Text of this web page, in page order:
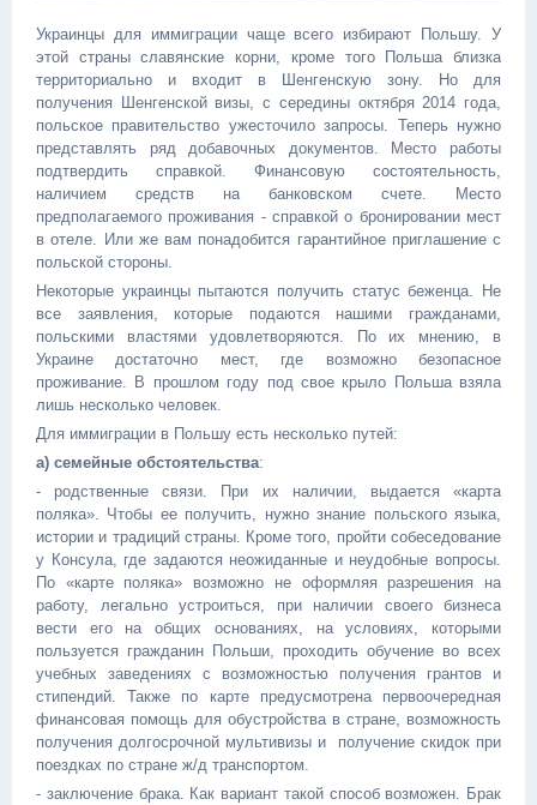
Украинцы для иммиграции чаще всего избирают Польшу. У
этой страны славянские корни, кроме того Польша близка
территориально и входит в Шенгенскую зону. Но для
получения Шенгенской визы, с середины октября 2014 года,
польское правительство ужесточило запросы. Теперь нужно
представлять ряд добавочных документов. Место работы
подтвердить справкой. Финансовую состоятельность,
наличием средств на банковском счете. Место
предполагаемого проживания - справкой о бронировании мест
в отеле. Или же вам понадобится гарантийное приглашение с
польской стороны.
Некоторые украинцы пытаются получить статус беженца. Не
все заявления, которые подаются нашими гражданами,
польскими властями удовлетворяются. По их мнению, в
Украине достаточно мест, где возможно безопасное
проживание. В прошлом году под свое крыло Польша взяла
лишь несколько человек.
Для иммиграции в Польшу есть несколько путей:
а) семейные обстоятельства:
- родственные связи. При их наличии, выдается «карта
поляка». Чтобы ее получить, нужно знание польского языка,
истории и традиций страны. Кроме того, пройти собеседование
у Консула, где задаются неожиданные и неудобные вопросы.
По «карте поляка» возможно не оформляя разрешения на
работу, легально устроиться, при наличии своего бизнеса
вести его на общих основаниях, на условиях, которыми
пользуется гражданин Польши, проходить обучение во всех
учебных заведениях с возможностью получения грантов и
стипендий. Также по карте предусмотрена первоочередная
финансовая помощь для обустройства в стране, возможность
получения долгосрочной мультивизы и получение скидок при
поездках по стране ж/д транспортом.
- заключение брака. Как вариант такой способ возможен. Брак